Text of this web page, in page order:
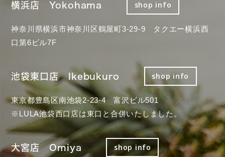
横浜店 Yokohama shop info
神奈川県横浜市神奈川区鶴屋町3-29-9 タクエー横浜西
口第6ビル7F
池袋東口店 Ikebukuro shop info
東京都豊島区南池袋2-23-4 富沢ビル501
※LULA池袋西口店は東口と合併いたしました。
大宮店 Omiya shop info